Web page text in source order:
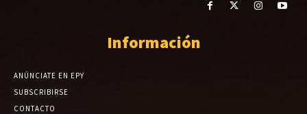
Información
ANÚNCIATE EN EPY
SUBSCRIBIRSE
CONTACTO